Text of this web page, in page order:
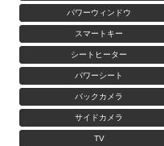
パワーウィンドウ
スマートキー
シートヒーター
パワーシート
バックカメラ
サイドカメラ
TV